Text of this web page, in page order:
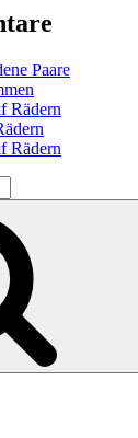
Paare
Rädern
Rädern